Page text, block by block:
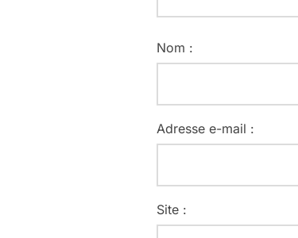
Nom :
Adresse e-mail :
Site :